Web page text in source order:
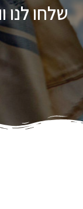
שלחו לנו